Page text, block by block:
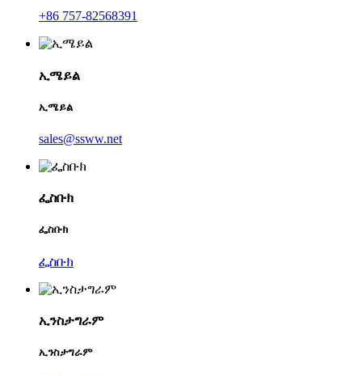
+86 757-82568391
ኢሜይል
ኢሜይል
sales@ssww.net
ፌስቡክ
ፌስቡክ
ፌስቡክ
ኢንስታግራም
ኢንስታግራም